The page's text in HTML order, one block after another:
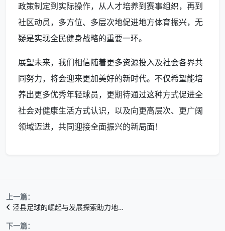
政策制定到实际操作，从人才培养到赛事组织，再到
社区动员，多方位、多层次地促进地方体育振兴，无
疑是实现全民健身战略的重要一环。
展望未来，我们相信随着更多资源投入及社会各界共
同努力，将会迎来更加美好的新时代。不仅希望能培
养出更多优秀年轻球员，更期待通过这种方式促进全
社会对健康生活方式认识，以及向更高层次、更广阔
领域迈进，共同迎接全面振兴的新局面！
上一篇：
泾县足球的崛起与发展探索助力地…
下一篇：